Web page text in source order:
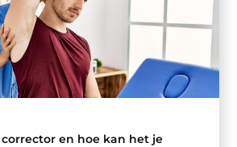
en hoe kan het je